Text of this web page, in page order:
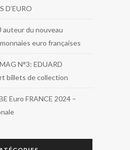
D’EURO
auteur du nouveau
euro françaises
N°3: EDUARD
billets de collection
Euro FRANCE 2024 –